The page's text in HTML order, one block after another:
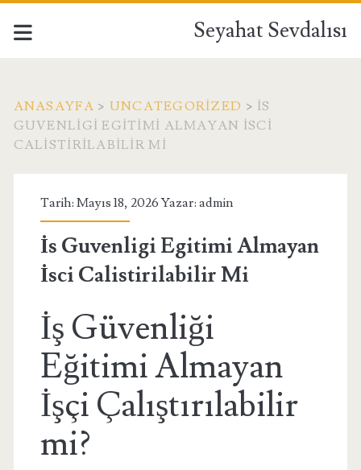
Seyahat Sevdalısı
ANASAYFA > UNCATEGORIZED > İS
GUVENLIGI EGITIMI ALMAYAN İSCI
CALISTIRILABILIR MI
Tarih: Mayıs 18, 2026 Yazar: admin
İs Guvenligi Egitimi Almayan
İsci Calistirilabilir Mi
İş Güvenliği
Eğitimi Almayan
İşçi Çalıştırılabilir
mi?